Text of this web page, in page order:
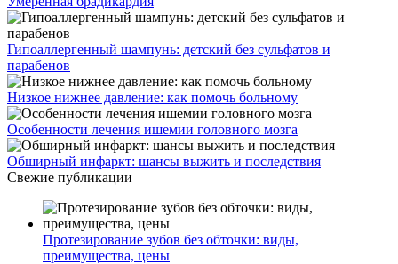
Гипоаллергенный шампунь: детский без сульфатов и
парабенов
Низкое нижнее давление: как помочь больному
Особенности лечения ишемии головного мозга
Обширный инфаркт: шансы выжить и последствия
Свежие публикации
Протезирование зубов без обточки: виды,
преимущества, цены